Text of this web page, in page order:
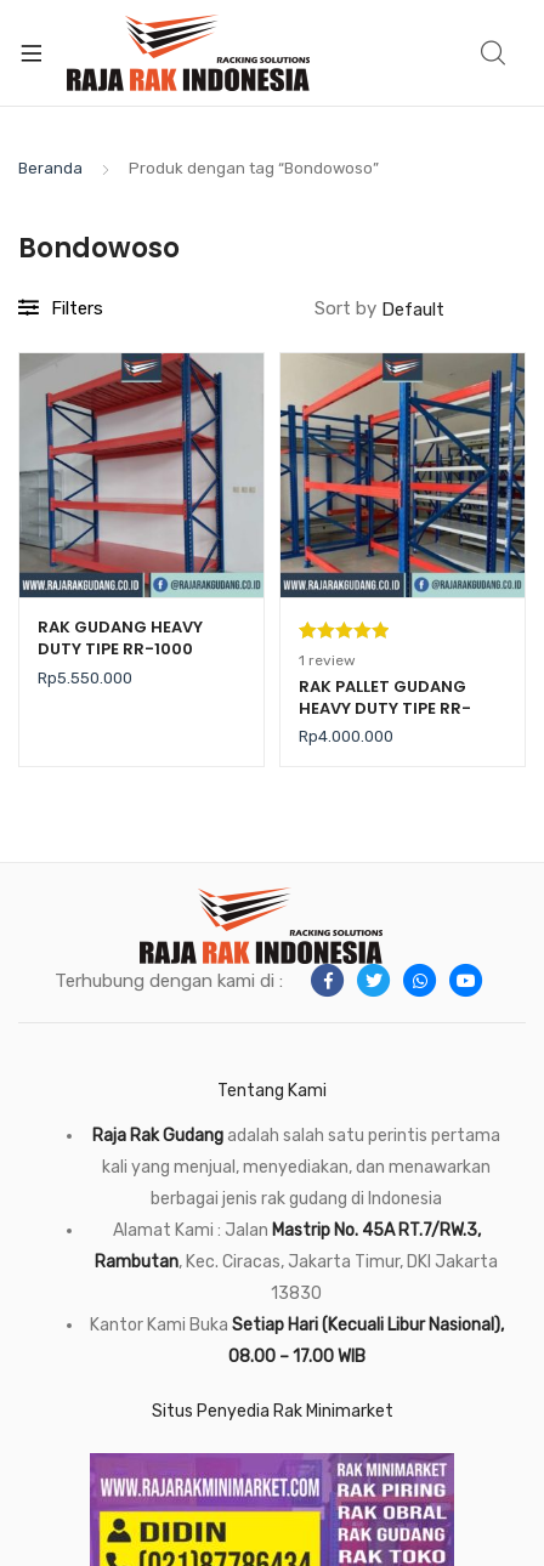
Beranda Produk dengan tag “Bondowoso”
Bondowoso
Filters Sort by
RAK GUDANG HEAVY
DUTY TIPE RR-1000
Rp5.550.000
Peringkat
5.00dari 5
berdasarka
n
1
penilaian
1 review
RAK PALLET GUDANG
HEAVY DUTY TIPE RR-
2000 KAPASITAS 2 TON /
LEVEL
Rp4.000.000
Terhubung dengan kami di :
Tentang Kami
Raja Rak Gudangadalah salah satu perintis pertama
kali yang menjual, menyediakan, dan menawarkan
berbagai jenis rak gudang di Indonesia
Alamat Kami : Jalan Mastrip No. 45A RT.7/RW.3,
Rambutan, Kec. Ciracas, Jakarta Timur, DKI Jakarta
13830
Kantor Kami Buka Setiap Hari (Kecuali Libur Nasional),
08.00 – 17.00 WIB
Situs Penyedia Rak Minimarket